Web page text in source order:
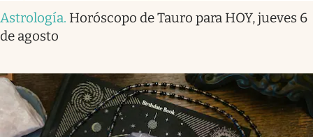
Astrología. Horóscopo de Tauro para HOY, jueves 6
de agosto